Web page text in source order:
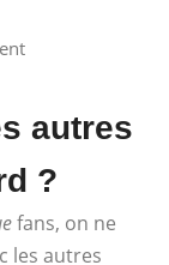
autres
?
fans, on ne
les autres